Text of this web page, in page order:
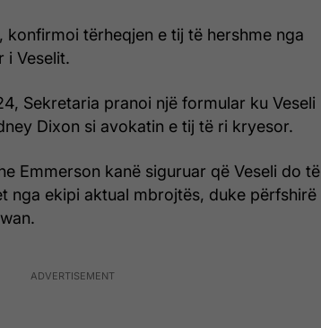
konfirmoi tërheqjen e tij të hershme nga
i Veselit.
Sekretaria pranoi një formular ku Veseli
Dixon si avokatin e tij të ri kryesor.
Emmerson kanë siguruar që Veseli do të
nga ekipi aktual mbrojtës, duke përfshirë